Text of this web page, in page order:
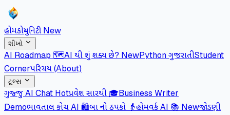
હોમકોમ્યુનિટી New
શીખો
AI Roadmap 🗺️AI થી શું શક્ય છે? NewPython ગુજરાતીStudent
Cornerપરિચય (About)
ટૂલ્સ
ગુજ્જુ AI Chat Hotપ્રવેશ સારથી 🎓Business Writer
Demoભાવતાલ કોચ AI 🛍️બા નો ઠપકો 👵હોમવર્ક AI 📚 Newજોડણી